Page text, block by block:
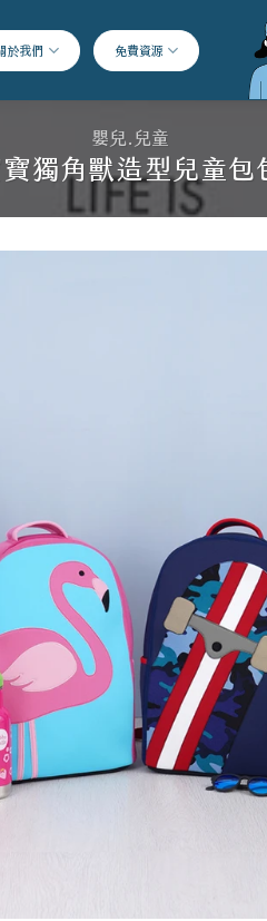
於我們 免費資源
嬰兒.兒童
獨角獸造型兒童